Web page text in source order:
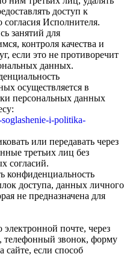
доступ к
Исполнителя.
занятий для
контроля качества и
если это не противоречит
данных.
осуществляется в
персональных данных
i-politika-
или передавать через
третьих лиц без
согласий.
конфиденциальность
доступа, данных личного
не предназначена для
почте, через
телефонный звонок, форму
сайте, если способ